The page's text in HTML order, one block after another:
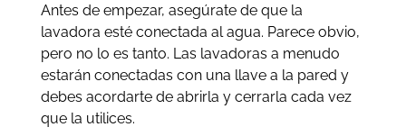
Antes de empezar, asegúrate de que la
lavadora esté conectada al agua. Parece obvio,
pero no lo es tanto. Las lavadoras a menudo
estarán conectadas con una llave a la pared y
debes acordarte de abrirla y cerrarla cada vez
que la utilices.